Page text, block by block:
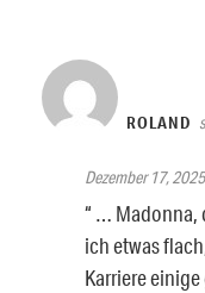
ROLAND
Dezember 17,
“ … Madonna,
ich etwas
Karriere